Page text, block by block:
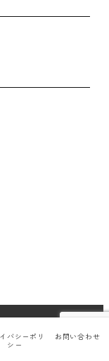
バシーポリ
シー
お問い合わせ